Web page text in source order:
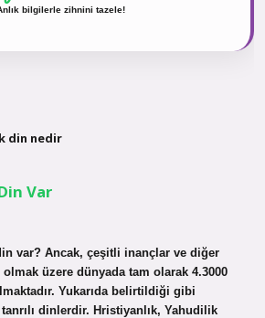
bilgilerle zihnini tazele!
din nedir
Var
var? Ancak, çeşitli inançlar ve diğer
üzere dünyada tam olarak 4.3000
Yukarıda belirtildiği gibi
dinlerdir. Hristiyanlık, Yahudilik